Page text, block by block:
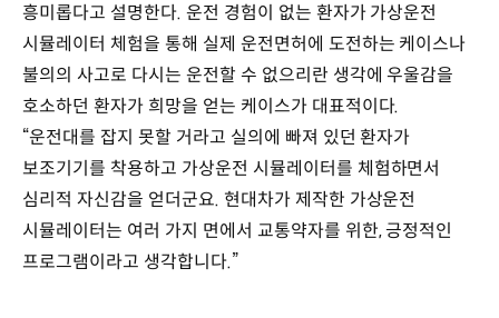
흥미롭다고 설명한다. 운전 경험이 없는 환자가 가상운전
시뮬레이터 체험을 통해 실제 운전면허에 도전하는 케이스나
불의의 사고로 다시는 운전할 수 없으리란 생각에 우울감을
호소하던 환자가 희망을 얻는 케이스가 대표적이다.
“운전대를 잡지 못할 거라고 실의에 빠져 있던 환자가
보조기기를 착용하고 가상운전 시뮬레이터를 체험하면서
심리적 자신감을 얻더군요. 현대차가 제작한 가상운전
시뮬레이터는 여러 가지 면에서 교통약자를 위한, 긍정적인
프로그램이라고 생각합니다.”